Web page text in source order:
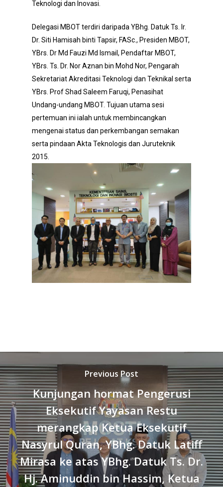
Teknologi dan Inovasi.
Delegasi MBOT terdiri daripada YBhg. Datuk Ts. Ir.
Dr. Siti Hamisah binti Tapsir, FASc., Presiden MBOT,
YBrs. Dr Md Fauzi Md Ismail, Pendaftar MBOT,
YBrs. Ts. Dr. Nor Aznan bin Mohd Nor, Pengarah
Sekretariat Akreditasi Teknologi dan Teknikal serta
YBrs. Prof Shad Saleem Faruqi, Penasihat
Undang-undang MBOT. Tujuan utama sesi
pertemuan ini ialah untuk membincangkan
mengenai status dan perkembangan semakan
serta pindaan Akta Teknologis dan Juruteknik
2015.
Previous Post
Kunjungan hormat Pengerusi
Eksekutif Yayasan Restu
merangkap Ketua Eksekutif
Nasyrul Quran, YBhg. Datuk Latiff
Mirasa ke atas YBhg. Datuk Ts. Dr.
Hj. Aminuddin bin Hassim, Ketua